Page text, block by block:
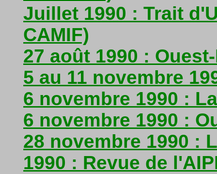
Juillet 1990 : Trait
CAMIF)
27 août 1990 :
5 au 11 novembre
6 novembre 1990 :
6 novembre 1990 :
28 novembre 1990 :
1990 : Revue de